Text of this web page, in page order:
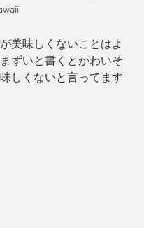
美味しくないことはよ
ずいと書くとかわいそ
しくないと言ってます